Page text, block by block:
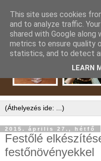
2015. április 27., hétfő
Festőlé
festőnövényekkel
This site uses cookies
and to analyze traffic.
shared with Google
metrics to ensure quality
statistics, and to detect
LEARN